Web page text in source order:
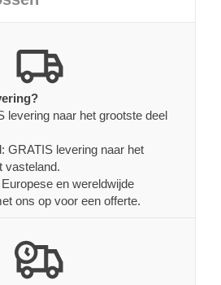
levering naar het grootste deel
GRATIS levering naar het
vasteland.
en wereldwijde
ons op voor een offerte.